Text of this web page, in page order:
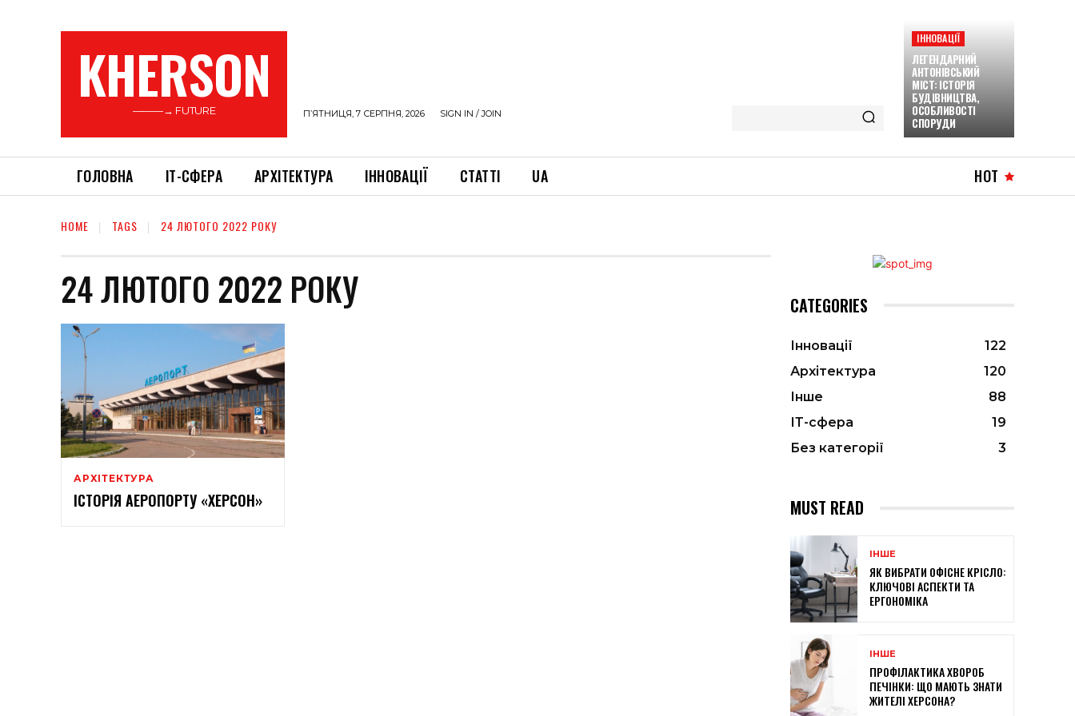
KHERSON
———→ FUTURE П’ЯТНИЦЯ, 7 СЕРПНЯ, 2026 SIGN IN / JOIN
ІННОВАЦІЇ
ЛЕГЕНДАРНИЙ
АНТОНІВСЬКИЙ
МІСТ: ІСТОРІЯ
БУДІВНИЦТВА,
ОСОБЛИВОСТІ
СПОРУДИ
ГОЛОВНА ІТ-СФЕРА АРХІТЕКТУРА ІННОВАЦІЇ СТАТТІ UA HOT
HOME TAGS 24 ЛЮТОГО 2022 РОКУ
24 ЛЮТОГО 2022 РОКУ
АРХІТЕКТУРА
ІСТОРІЯ АЕРОПОРТУ «ХЕРСОН»
CATEGORIES
Інновації
122
Архітектура
120
Інше
88
ІТ-сфера
19
Без категорії
3
MUST READ
ІНШЕ
ЯК ВИБРАТИ ОФІСНЕ КРІСЛО:
КЛЮЧОВІ АСПЕКТИ ТА
ЕРГОНОМІКА
ІНШЕ
ПРОФІЛАКТИКА ХВОРОБ
ПЕЧІНКИ: ЩО МАЮТЬ ЗНАТИ
ЖИТЕЛІ ХЕРСОНА?